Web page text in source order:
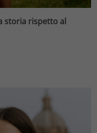
storia rispetto al